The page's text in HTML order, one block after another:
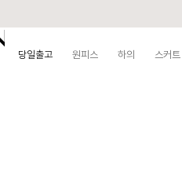
당일출고 원피스 하의 스커트